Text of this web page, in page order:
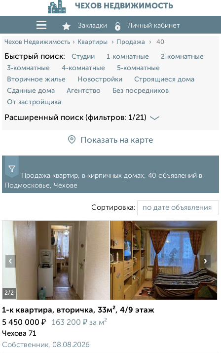
ЧЕХОВ НЕДВИЖИМОСТЬ
Закладки Личный кабинет
Чехов Недвижимость Квартиры Продажа 40
Быстрый поиск: Студии 1‑комнатные
2‑комнатные
3‑комнатные
4‑комнатные
5‑комнатные
Вторичное жилье
Новостройки
Строящиеся дома
Сданные дома
Агентство
Без посредников
От застройщика
Расширенный поиск (фильтров: 1/21)
Показать на карте
Продажа квартир, в кирпичных домах, 40 объявлений в
Подмосковье, Чехове
Сортировка:
2/2
‹ ›
1-к квартира, вторичка, 33м², 4/9 этаж
5 450 000 ₽ 163 200 ₽ за м²
Чехова 71
Собственник, 08.08.2026